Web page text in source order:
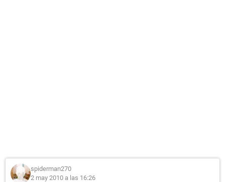
spiderman270
2 may 2010 a las 16:26